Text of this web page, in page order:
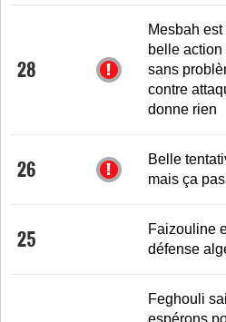
28
Mesbah
belle
sans
contre
donne rien
26
Belle
mais ça
25
Faizouline
défense
Feghouli